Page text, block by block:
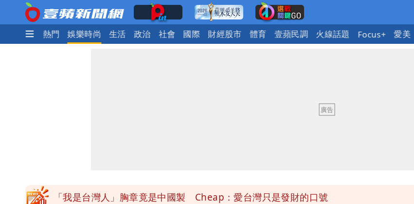
焦點 熱門 娛樂時尚 生活 政治 社會 國際 財經股市 體育 壹蘋民調 火線話題 Focus+ 愛美
「我是台灣人」胸章竟是中國製 Cheap：愛台灣只是發財的口號